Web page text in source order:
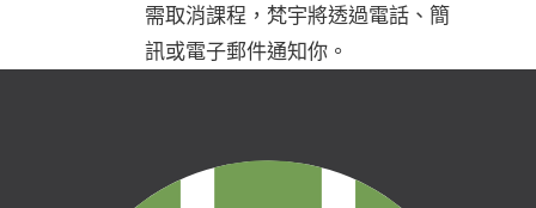
需取消課程，梵宇將透過電話、簡
訊或電子郵件通知你。